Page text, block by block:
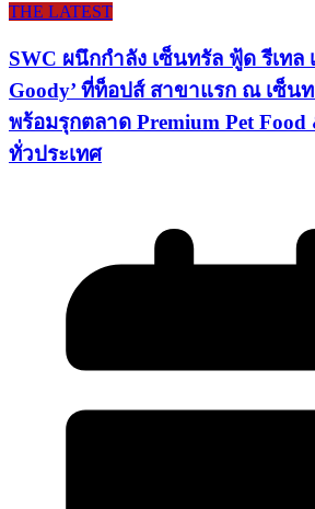
THE LATEST
SWC ผนึกกำลัง เซ็นทรัล ฟู้ด รีเทล
Goody’ ที่ท็อปส์ สาขาแรก ณ เซ็น
พร้อมรุกตลาด Premium Pet Food
ทั่วประเทศ